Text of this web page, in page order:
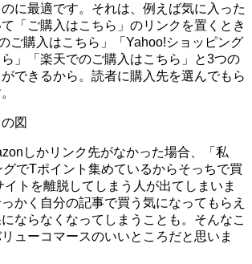
に最適です。それは、例えば気に入った
「ご購入はこちら」のリンクを置くとき
ご購入はこちら」「Yahoo!ショッピング
」「楽天でのご購入はこちら」と3つの
できるから。読者に購入先を選んでもら
しかリンク先がなかった場合、「私
でTポイント集めているからそっちで買
イトを離脱してしまう人が出てしまいま
かく自分の記事で買う気になってもらえ
ならなくなってしまうことも。そんなこ
ューコマースのいいところだと思いま